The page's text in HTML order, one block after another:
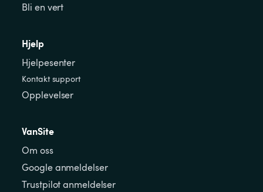
Bli en vert
Hjelp
Hjelpesenter
Kontakt support
Opplevelser
VanSite
Om oss
Google anmeldelser
Trustpilot anmeldelser